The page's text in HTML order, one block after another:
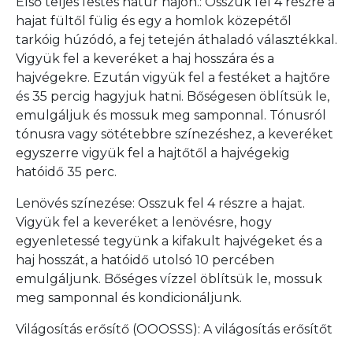
hajat fültől fülig és egy a homlok közepétől
tarkóig húzódó, a fej tetején áthaladó választékkal.
Vigyük fel a keveréket a haj hosszára és a
hajvégekre. Ezután vigyük fel a festéket a hajtőre
és 35 percig hagyjuk hatni. Bőségesen öblítsük le,
emulgáljuk és mossuk meg samponnal. Tónusról
tónusra vagy sötétebbre színezéshez, a keveréket
egyszerre vigyük fel a hajtőtől a hajvégekig
hatóidő 35 perc.
Lenövés színezése: Osszuk fel 4 részre a hajat.
Vigyük fel a keveréket a lenövésre, hogy
egyenletessé tegyünk a kifakult hajvégeket és a
haj hosszát, a hatóidő utolsó 10 percében
emulgáljunk. Bőséges vízzel öblítsük le, mossuk
meg samponnal és kondicionáljunk.
Világosítás erősítő (OOOSSS): A világosítás erősítőt